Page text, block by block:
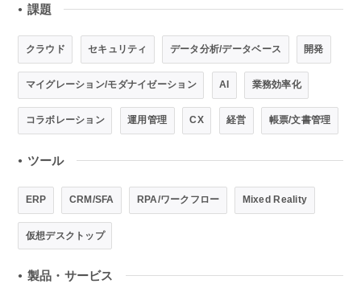
● 課題
クラウド セキュリティ データ分析/データベース 開発
マイグレーション/モダナイゼーション AI 業務効率化
コラボレーション 運用管理 CX 経営 帳票/文書管理
● ツール
ERP CRM/SFA RPA/ワークフロー Mixed Reality
仮想デスクトップ
● 製品・サービス